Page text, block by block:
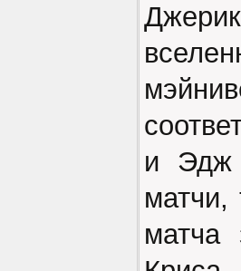
и Эдж
матчи,
матча